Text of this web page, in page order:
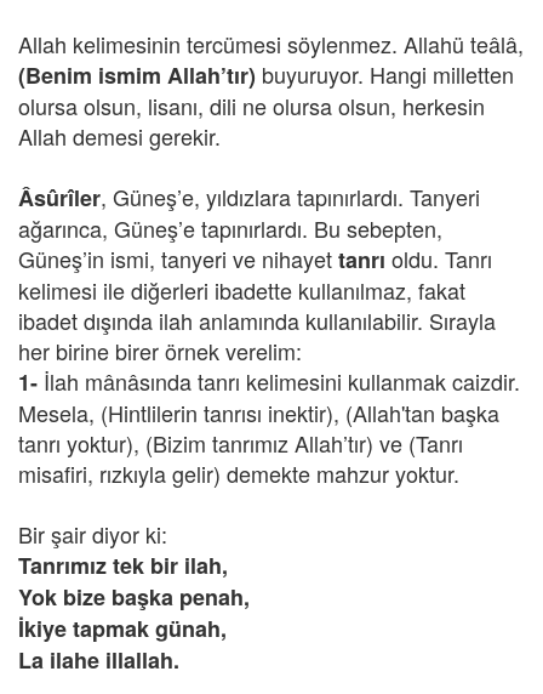
Allah kelimesinin tercümesi söylenmez. Allahü teâlâ,
(Benim ismim Allah’tır) buyuruyor. Hangi milletten
olursa olsun, lisanı, dili ne olursa olsun, herkesin
Allah demesi gerekir.
Âsûrîler, Güneş’e, yıldızlara tapınırlardı. Tanyeri
ağarınca, Güneş’e tapınırlardı. Bu sebepten,
Güneş’in ismi, tanyeri ve nihayettanrı oldu. Tanrı
kelimesi ile diğerleri ibadette kullanılmaz, fakat
ibadet dışında ilah anlamında kullanılabilir. Sırayla
her birine birer örnek verelim:
1- İlah mânâsında tanrı kelimesini kullanmak caizdir.
Mesela, (Hintlilerin tanrısı inektir), (Allah'tan başka
tanrı yoktur), (Bizim tanrımız Allah’tır) ve (Tanrı
misafiri, rızkıyla gelir) demekte mahzur yoktur.
Bir şair diyor ki:
Tanrımız tek bir ilah,
Yok bize başka penah,
İkiye tapmak günah,
La ilahe illallah.